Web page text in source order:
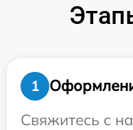
1
Свяжитесь с